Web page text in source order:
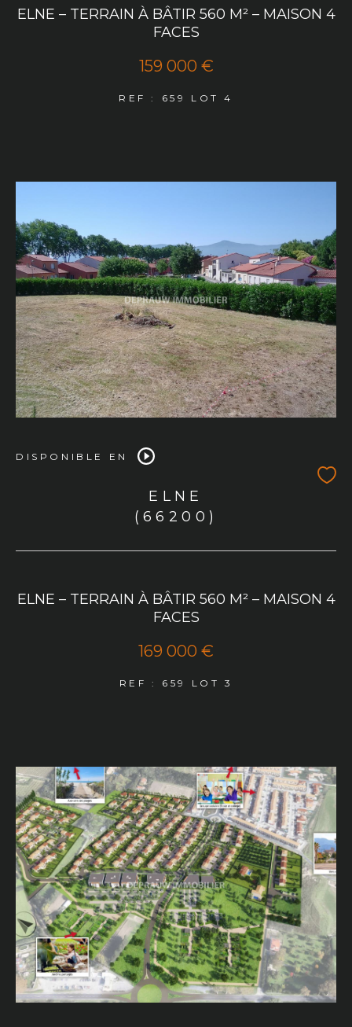
ELNE – TERRAIN À BÂTIR 560 M² – MAISON 4
FACES
159 000 €
REF : 659 LOT 4
DISPONIBLE EN
ELNE
(66200)
ELNE – TERRAIN À BÂTIR 560 M² – MAISON 4
FACES
169 000 €
REF : 659 LOT 3